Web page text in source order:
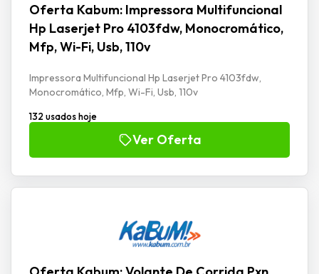
Oferta Kabum: Impressora Multifuncional
Hp Laserjet Pro 4103fdw, Monocromático,
Mfp, Wi-Fi, Usb, 110v
Impressora Multifuncional Hp Laserjet Pro 4103fdw,
Monocromático, Mfp, Wi-Fi, Usb, 110v
132 usados hoje
Ver Oferta